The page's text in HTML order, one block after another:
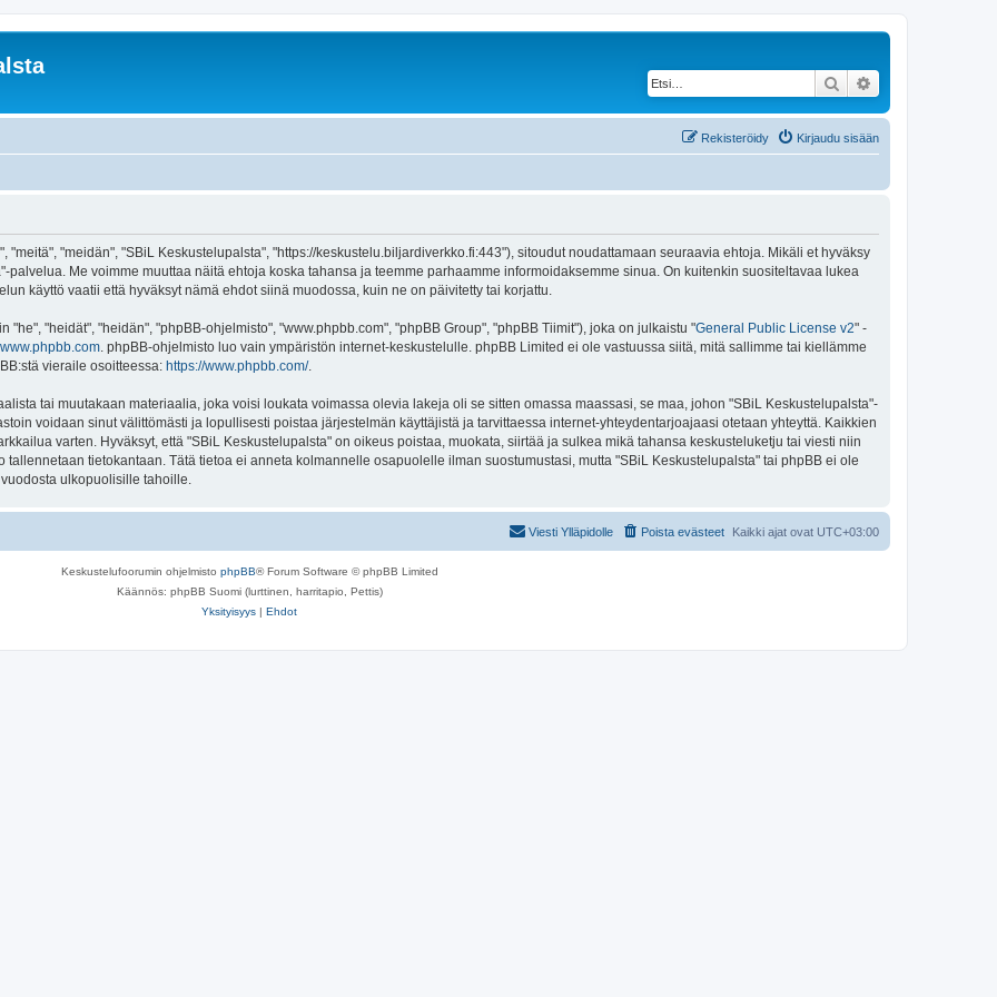
Etsi
Kirjaudu sisään
Rekisteröidy
"meidän", "SBiL Keskustelupalsta", "https://keskustelu.biljardiverkko.fi:443"), sitoudut noudattamaan seuraavia ehtoja. Mikäli et hyväksy
Me voimme muuttaa näitä ehtoja koska tahansa ja teemme parhaamme informoidaksemme sinua. On kuitenkin suositeltavaa lukea
käyttö vaatii että hyväksyt nämä ehdot siinä muodossa, kuin ne on päivitetty tai korjattu.
"heidät", "heidän", "phpBB-ohjelmisto", "www.phpbb.com", "phpBB Group", "phpBB Tiimit"), joka on julkaistu "General Public License v2" -
www.phpbb.com. phpBB-ohjelmisto luo vain ympäristön internet-keskustelulle. phpBB Limited ei ole vastuussa siitä, mitä sallimme tai kiellämme
vieraile osoitteessa: https://www.phpbb.com/.
tai muutakaan materiaalia, joka voisi loukata voimassa olevia lakeja oli se sitten omassa maassasi, se maa, johon "SBiL Keskustelupalsta"-
voidaan sinut välittömästi ja lopullisesti poistaa järjestelmän käyttäjistä ja tarvittaessa internet-yhteydentarjoajaasi otetaan yhteyttä. Kaikkien
varten. Hyväksyt, että "SBiL Keskustelupalsta" on oikeus poistaa, muokata, siirtää ja sulkea mikä tahansa keskusteluketju tai viesti niin
tallennetaan tietokantaan. Tätä tietoa ei anneta kolmannelle osapuolelle ilman suostumustasi, mutta "SBiL Keskustelupalsta" tai phpBB ei ole
ulkopuolisille tahoille.
Kaikki ajat ovat UTC+03:00
Poista evästeet
Viesti Ylläpidolle
Keskustelufoorumin ohjelmisto phpBB® Forum Software © phpBB Limited
Käännös: phpBB Suomi (lurttinen, harritapio, Pettis)
Yksityisyys | Ehdot